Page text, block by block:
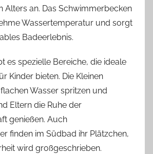
Alters an. Das Schwimmerbecken
Wassertemperatur und sorgt
Badeerlebnis.
es spezielle Bereiche, die ideale
Kinder bieten. Die Kleinen
Wasser spritzen und
Eltern die Ruhe der
genießen. Auch
finden im Südbad ihr Plätzchen,
wird großgeschrieben.